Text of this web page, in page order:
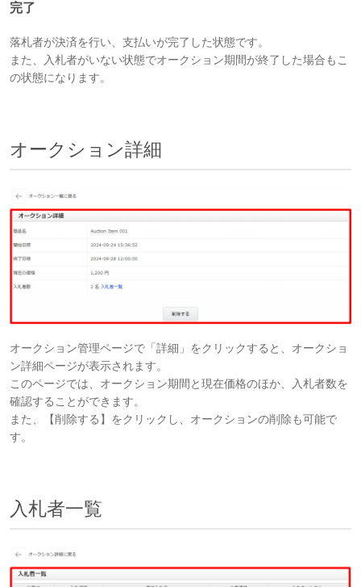
完了
落札者が決済を行い、支払いが完了した状態です。
また、入札者がいない状態でオークション期間が終了した場合もこ
の状態になります。
オークション詳細
オークション管理ページで「詳細」をクリックすると、オークショ
ン詳細ページが表示されます。
このページでは、オークション期間と現在価格のほか、入札者数を
確認することができます。
また、【削除する】をクリックし、オークションの削除も可能で
す。
入札者一覧